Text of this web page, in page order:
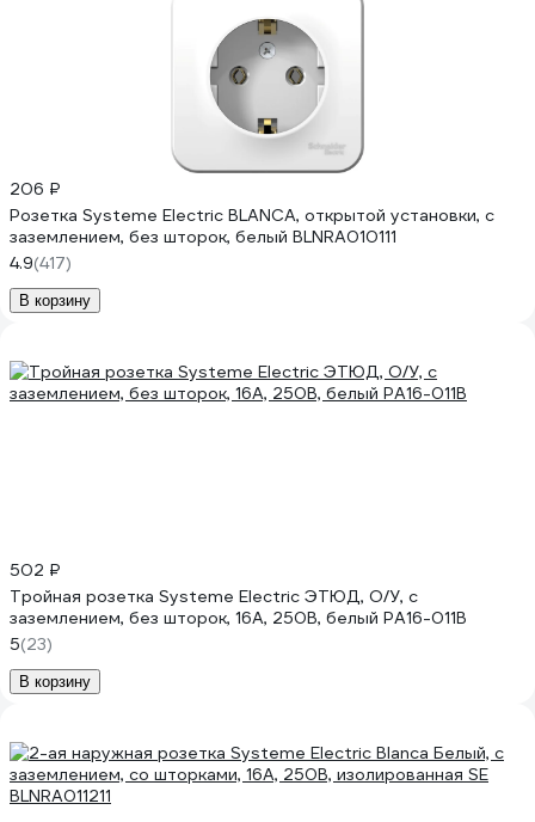
206 ₽
Розетка Systeme Electric BLANCA, открытой установки, с
заземлением, без шторок, белый BLNRA010111
4.9(417)
В корзину
502 ₽
Тройная розетка Systeme Electric ЭТЮД, O/У, с
заземлением, без шторок, 16А, 250B, белый PA16-011B
5(23)
В корзину